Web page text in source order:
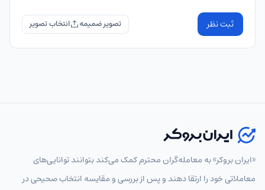
ثبت نظر تصویر ضمیمه
«ایران بروکر» به معامله‌گران محترم کمک می‌کند بتوانند توانایی‌های
معاملاتی خود را ارتقا دهند و پس از بررسی و مقایسه انتخاب‌ صحیحی در